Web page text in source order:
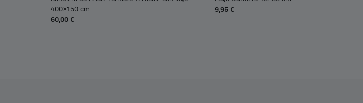
400x150 cm
60,00 €
9,95 €